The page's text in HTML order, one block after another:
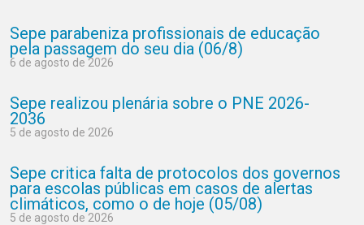
Sepe parabeniza profissionais de educação
pela passagem do seu dia (06/8)
6 de agosto de 2026
Sepe realizou plenária sobre o PNE 2026-
2036
5 de agosto de 2026
Sepe critica falta de protocolos dos governos
para escolas públicas em casos de alertas
climáticos, como o de hoje (05/08)
5 de agosto de 2026